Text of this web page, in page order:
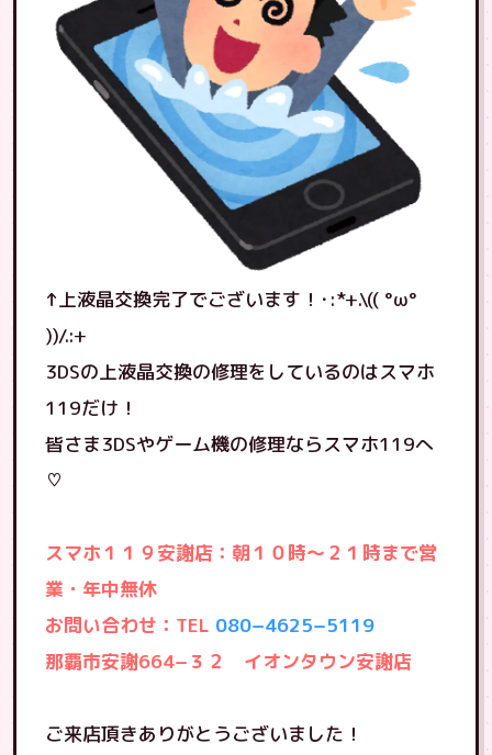
↑上液晶交換完了でございます！･:*+.\(( °ω°
))/.:+
3DSの上液晶交換の修理をしているのはスマホ
119だけ！
皆さま3DSやゲーム機の修理ならスマホ119へ
♡
スマホ１１９安謝店：朝１０時〜２１時まで営
業・年中無休
お問い合わせ：TEL 080−4625−5119
那覇市安謝664−３２ イオンタウン安謝店
ご来店頂きありがとうございました！